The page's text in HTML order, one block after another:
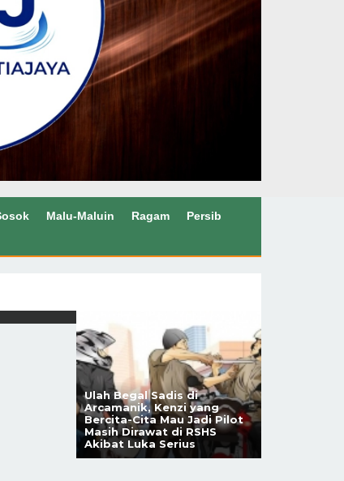
Malu-Maluin Ragam
Persib
Ulah Begal Sadis di
Arcamanik, Kenzi yang
Bercita-Cita Mau Jadi Pilot
Masih Dirawat di RSHS
Akibat Luka Serius